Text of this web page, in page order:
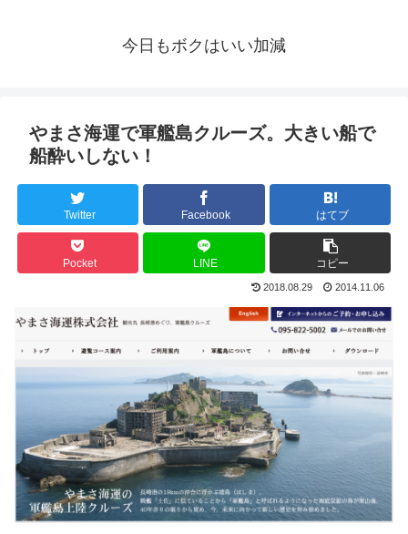
今日もボクはいい加減
やまさ海運で軍艦島クルーズ。大きい船で
船酔いしない！
Twitter Facebook はてブ
Pocket LINE コピー
2018.08.29 2014.11.06